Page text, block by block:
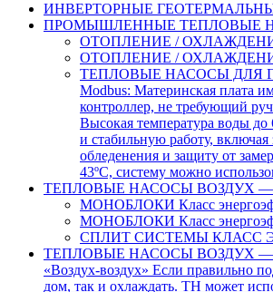
ИНВЕРТОРНЫЕ
ПРОМЫШЛЕННЫЕ ТЕПЛОВЫЕ
ОТОПЛЕНИЕ /
ОТОПЛЕНИЕ /
ТЕПЛОВЫЕ НАСОСЫ ДЛЯ
Modbus: Материнская плата
контроллер, не требующий
Высокая температура воды
и стабильную работу,
обледенения и защиту от
43ºC, систему можно
ТЕПЛОВЫЕ НАСОСЫ ВОЗДУХ
МОНОБЛОКИ Класс
МОНОБЛОКИ Класс
СПЛИТ СИСТЕМЫ КЛАСС
ТЕПЛОВЫЕ НАСОСЫ ВОЗДУХ
«Воздух-воздух» Если правильно
дом, так и охлаждать. ТН может